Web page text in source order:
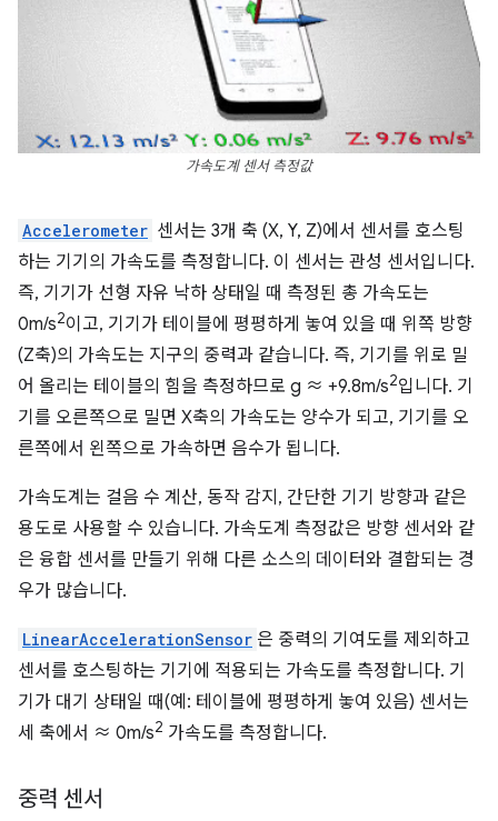
가속도계 센서 측정값
Accelerometer 센서는 3개 축 (X, Y, Z)에서 센서를 호스팅
하는 기기의 가속도를 측정합니다. 이 센서는 관성 센서입니다.
즉, 기기가 선형 자유 낙하 상태일 때 측정된 총 가속도는
0m/s2이고, 기기가 테이블에 평평하게 놓여 있을 때 위쪽 방향
(Z축)의 가속도는 지구의 중력과 같습니다. 즉, 기기를 위로 밀
어 올리는 테이블의 힘을 측정하므로 g ≈ +9.8m/s2입니다. 기
기를 오른쪽으로 밀면 X축의 가속도는 양수가 되고, 기기를 오
른쪽에서 왼쪽으로 가속하면 음수가 됩니다.
가속도계는 걸음 수 계산, 동작 감지, 간단한 기기 방향과 같은
용도로 사용할 수 있습니다. 가속도계 측정값은 방향 센서와 같
은 융합 센서를 만들기 위해 다른 소스의 데이터와 결합되는 경
우가 많습니다.
LinearAccelerationSensor 은 중력의 기여도를 제외하고
센서를 호스팅하는 기기에 적용되는 가속도를 측정합니다. 기
기가 대기 상태일 때(예: 테이블에 평평하게 놓여 있음) 센서는
세 축에서 ≈ 0m/s2 가속도를 측정합니다.
중력 센서